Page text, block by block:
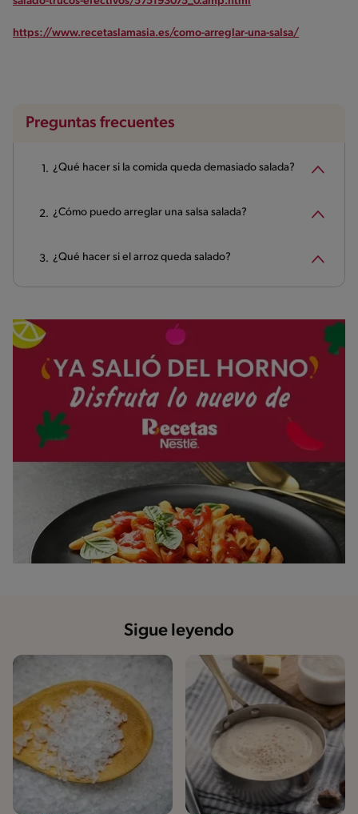
https://www.recetaslamasia.es/como-arreglar-una-salsa/
Preguntas frecuentes
¿Qué hacer si la comida queda demasiado salada?
¿Cómo puedo arreglar una salsa salada?
¿Qué hacer si el arroz queda salado?
Sigue leyendo